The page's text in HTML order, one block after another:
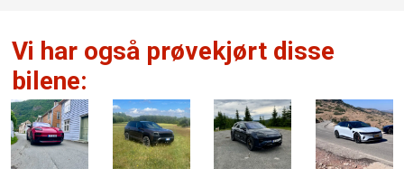
Vi har også prøvekjørt disse
bilene: